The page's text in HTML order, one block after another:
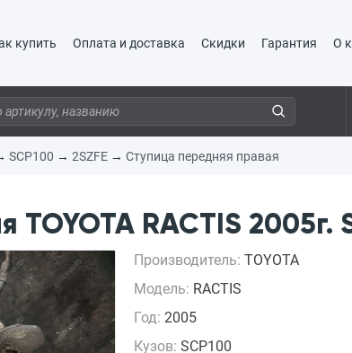
купить Оплата и доставка Скидки Гарантия О
SCP100 → 2SZFE → Ступица передняя правая
RACTIS 2005г.
Производитель: TOYOTA
Модель: RACTIS
Год: 2005
Кузов: SCP100